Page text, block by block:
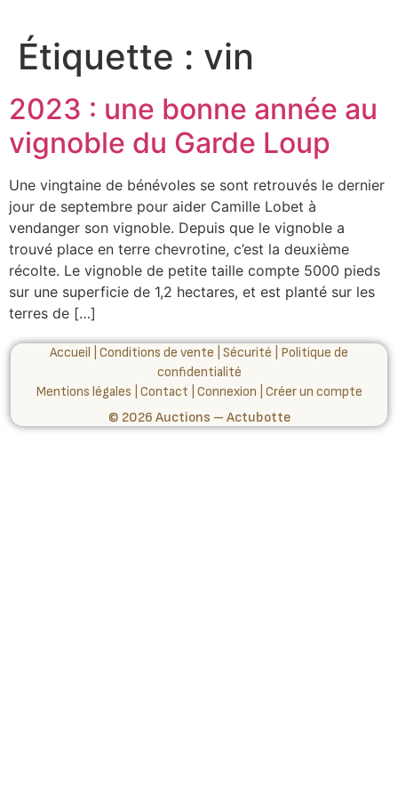
Étiquette : vin
2023 : une bonne année au
vignoble du Garde Loup
Une vingtaine de bénévoles se sont retrouvés le dernier
jour de septembre pour aider Camille Lobet à
vendanger son vignoble. Depuis que le vignoble a
trouvé place en terre chevrotine, c’est la deuxième
récolte. Le vignoble de petite taille compte 5000 pieds
sur une superficie de 1,2 hectares, et est planté sur les
terres de […]
Accueil Conditions de vente Sécurité
Politique de
confidentialité
Mentions légales Contact Connexion Créer un compte
© 2026 Auctions – Actubotte